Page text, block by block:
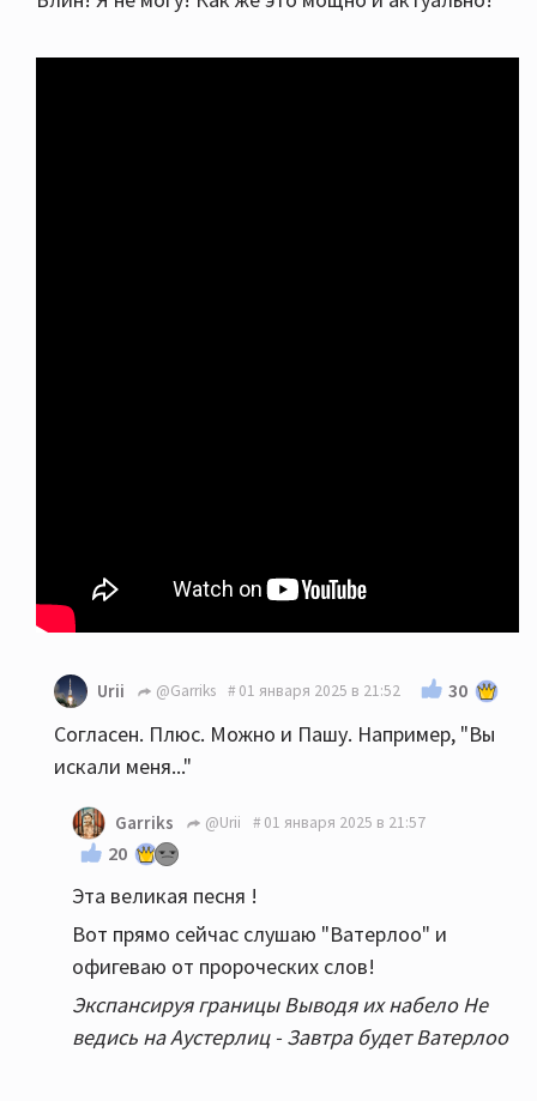
Urii @Garriks 01 января 2025 в 21:52 30
Согласен. Плюс. Можно и Пашу. Например, "Вы
искали меня..."
Garriks @Urii 01 января 2025 в 21:57
20
Эта великая песня !
Вот прямо сейчас слушаю "Ватерлоо" и
офигеваю от пророческих слов!
Экспансируя границы Выводя их набело Не
ведись на Аустерлиц - Завтра будет Ватерлоо